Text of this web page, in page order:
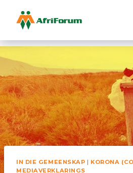
to
content
IN DIE GEMEENSKAP | KORONA
MEDIAVERKLARINGS